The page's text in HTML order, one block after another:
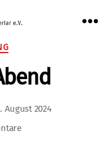
August 2024
zu